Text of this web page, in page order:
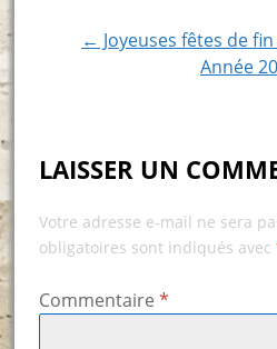
← Joyeuses fêtes de fin
Année
LAISSER UN
Votre adresse e-mail ne sera
obligatoires sont indiqués avec
Commentaire *